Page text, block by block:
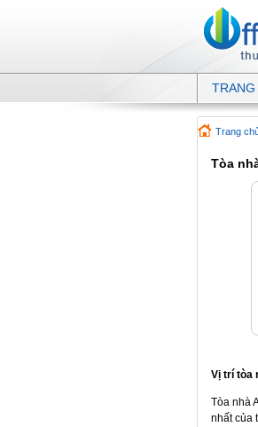
TRANG
Trang
Tòa
Vị trí tòa
Tòa nhà
nhất của